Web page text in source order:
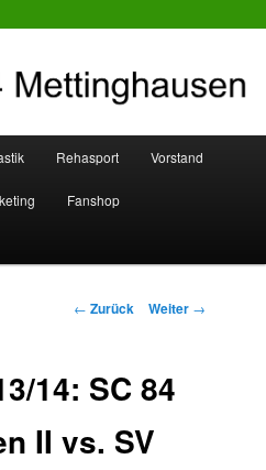
Rehasport Vorstand
Fanshop
Beitrags-
← Zurück Weiter →
14: SC 84
II vs. SV